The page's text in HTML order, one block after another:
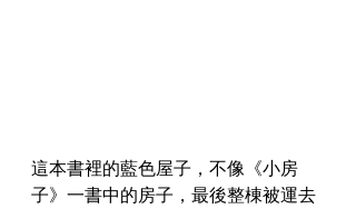
這本書裡的藍色屋子，不像《小房
子》一書中的房子，最後整棟被運去